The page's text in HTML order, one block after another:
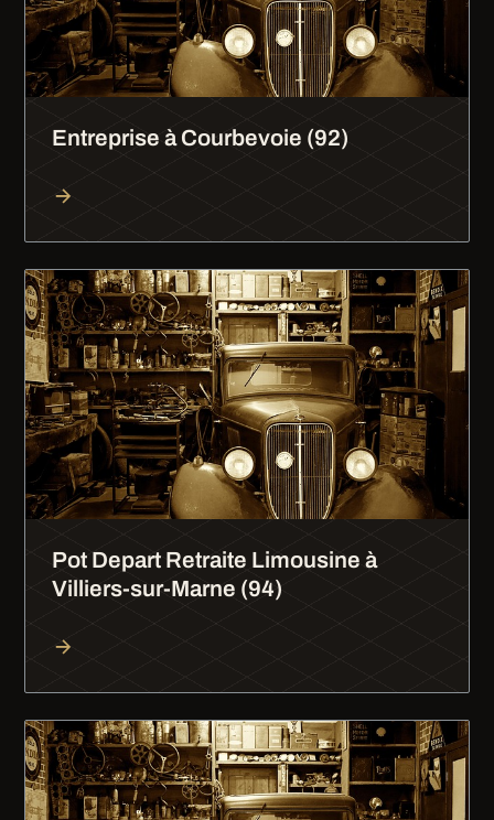
Entreprise à Courbevoie (92)
Pot Depart Retraite Limousine à
Villiers-sur-Marne (94)